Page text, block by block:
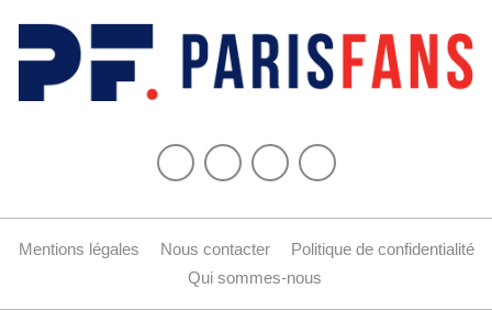
Mentions légales Nous contacter
Politique de confidentialité
Qui sommes-nous